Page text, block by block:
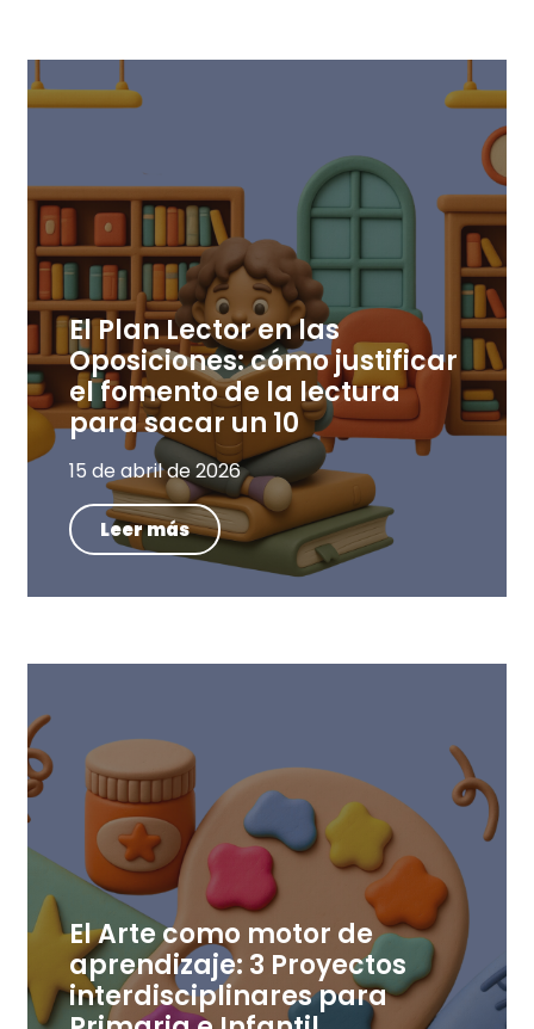
El Plan Lector en las
Oposiciones: cómo justificar
el fomento de la lectura
para sacar un 10
15 de abril de 2026
Leer más
El Arte como motor de
aprendizaje: 3 Proyectos
interdisciplinares para